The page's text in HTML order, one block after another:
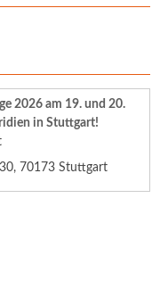
2026 am 19. und 20.
in Stuttgart!
70173 Stuttgart